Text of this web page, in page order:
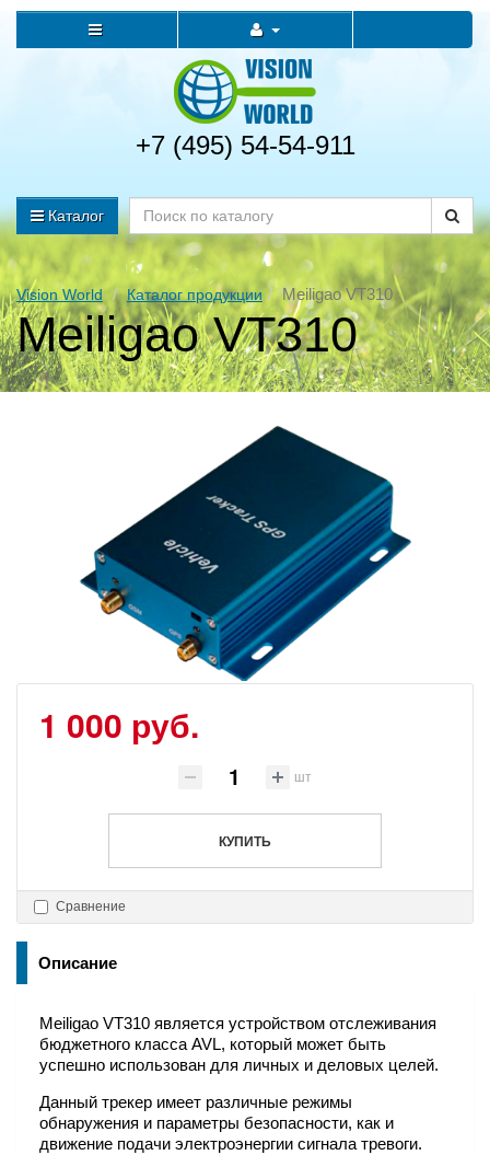
+7 (495) 54-54-911
Каталог
Vision World Каталог продукции Meiligao VT310
Meiligao VT310
1 000 руб.
шт
КУПИТЬ
Сравнение
Описание
Meiligao VT310 является устройством отслеживания
бюджетного класса AVL, который может быть
успешно использован для личных и деловых целей.
Данный трекер имеет различные режимы
обнаружения и параметры безопасности, как и
движение подачи электроэнергии сигнала тревоги.